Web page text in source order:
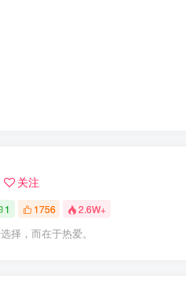
关注
1 1756 2.6W+
择，而在于热爱。